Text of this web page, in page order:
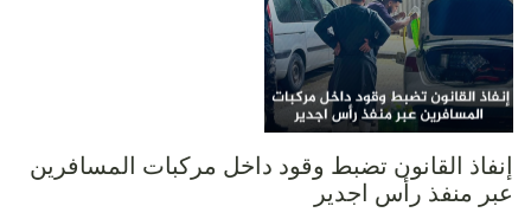
إنفاذ القانون تضبط وقود داخل مركبات المسافرين
عبر منفذ رأس اجدير